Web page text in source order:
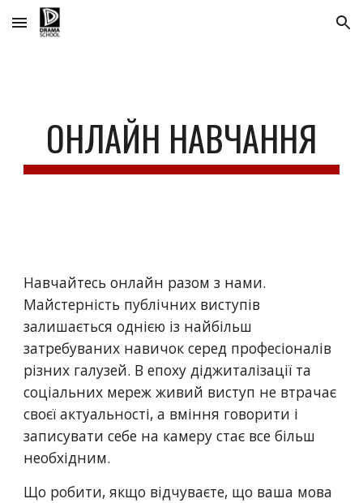
Skip to main content Skip to navigation
ОНЛАЙН НАВЧАННЯ
Навчайтесь онлайн разом з нами.
Майстерність публічних виступів
залишається однією із найбільш
затребуваних навичок серед професіоналів
різних галузей. В епоху діджиталізації та
соціальних мереж живий виступ не втрачає
своєї актуальності, а вміння говорити і
записувати себе на камеру стає все більш
необхідним.
Що робити, якщо відчуваєте, що ваша мова